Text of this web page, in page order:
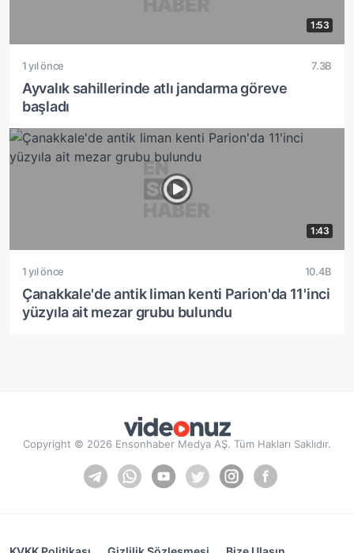
1:53
1 yıl önce 7.3B
Ayvalık sahillerinde atlı jandarma göreve
başladı
1:43
1 yıl önce 10.4B
Çanakkale'de antik liman kenti Parion'da 11'inci
yüzyıla ait mezar grubu bulundu
Copyright © 2026 Ensonhaber Medya AŞ. Tüm Hakları Saklıdır.